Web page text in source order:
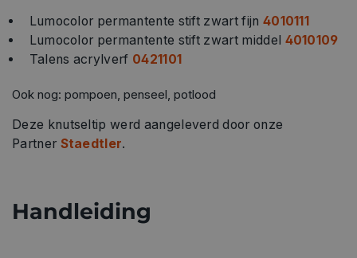
Lumocolor permantente stift zwart fijn 4010111
Lumocolor permantente stift zwart middel 4010109
Talens acrylverf 0421101
Ook nog: pompoen, penseel, potlood
Deze knutseltip werd aangeleverd door onze
Partner Staedtler.
Handleiding